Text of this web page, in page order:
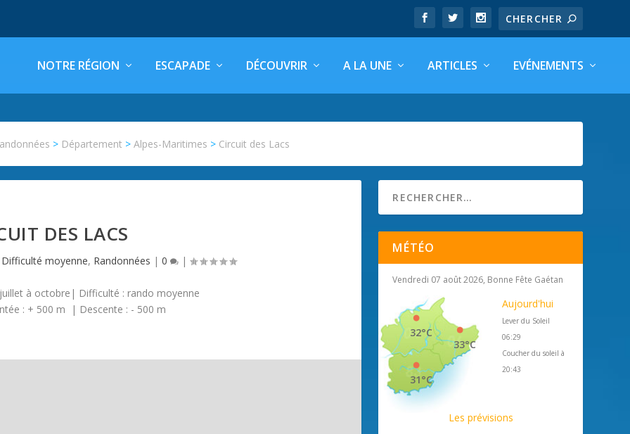
NOTRE RÉGION ESCAPADE DÉCOUVRIR A LA UNE ARTICLES EVÉNEMENTS
> Département >Alpes-Maritimes > Circuit des Lacs
DES LACS
Difficulté moyenne, Randonnées | 0 |
à octobre| Difficulté : rando moyenne
: + 500 m | Descente : - 500 m
MÉTÉO
Vendredi 07 août 2026, Bonne Fête Gaétan
33°C
32°C
31°C
Aujourd'hui
Lever du Soleil
06:29
Coucher du soleil à
20:43
Les prévisions